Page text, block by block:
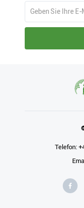
Telefon: